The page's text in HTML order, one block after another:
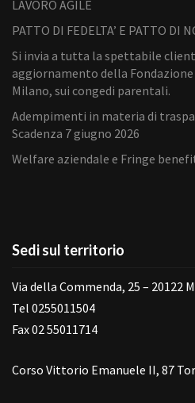
LAVORO AGILE
PATTO DI FEDELTA’ E PATTO DI
Si invia a tutta la spettabile
aggiornamento della
Milano, sui congedi parentali.
Adempimenti in materia di
Scadenza 7 giugno 2026
Welfare aziendale e Fringe
Sedi sul territorio
Via della Commenda, 25 – 20122
Tel 0255011504
Fax 02 55011714
Corso Vittorio Emanuele II, 87